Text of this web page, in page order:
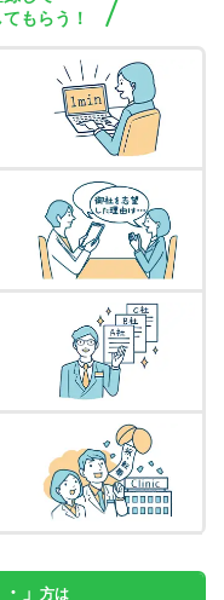
もらう！
」 方は